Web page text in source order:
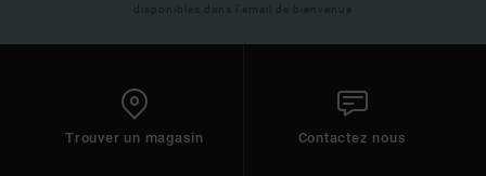
disponibles dans l'email de bienvenue
Trouver un magasin Contactez nous